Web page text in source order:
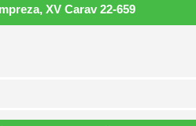
XV Carav 22-659